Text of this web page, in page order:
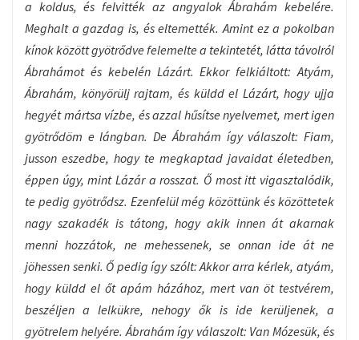
a koldus, és felvitték az angyalok Ábrahám kebelére.
Meghalt a gazdag is, és eltemették. Amint ez a pokolban
kínok között gyötrődve felemelte a tekintetét, látta távolról
Ábrahámot és kebelén Lázárt. Ekkor felkiáltott: Atyám,
Ábrahám, könyörülj rajtam, és küldd el Lázárt, hogy ujja
hegyét mártsa vízbe, és azzal hűsítse nyelvemet, mert igen
gyötrődöm e lángban. De Ábrahám így válaszolt: Fiam,
jusson eszedbe, hogy te megkaptad javaidat életedben,
éppen úgy, mint Lázár a rosszat. Ő most itt vigasztalódik,
te pedig gyötrődsz. Ezenfelül még közöttünk és közöttetek
nagy szakadék is tátong, hogy akik innen át akarnak
menni hozzátok, ne mehessenek, se onnan ide át ne
jöhessen senki. Ő pedig így szólt: Akkor arra kérlek, atyám,
hogy küldd el őt apám házához, mert van öt testvérem,
beszéljen a lelkükre, nehogy ők is ide kerüljenek, a
gyötrelem helyére. Ábrahám így válaszolt: Van Mózesük, és